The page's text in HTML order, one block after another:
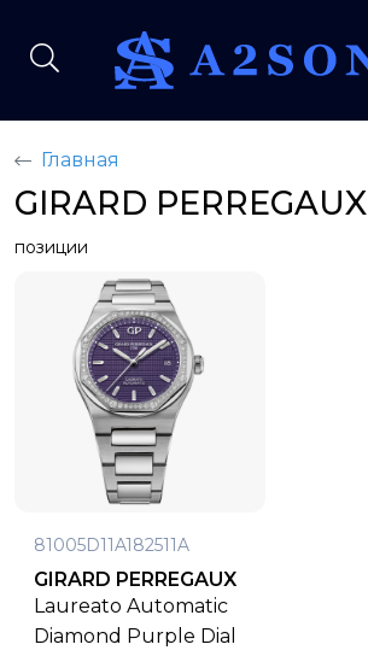
Главная
GIRARD PERREGAUX
позиции
81005D11A182511A
GIRARD PERREGAUX
Laureato Automatic
Diamond Purple Dial